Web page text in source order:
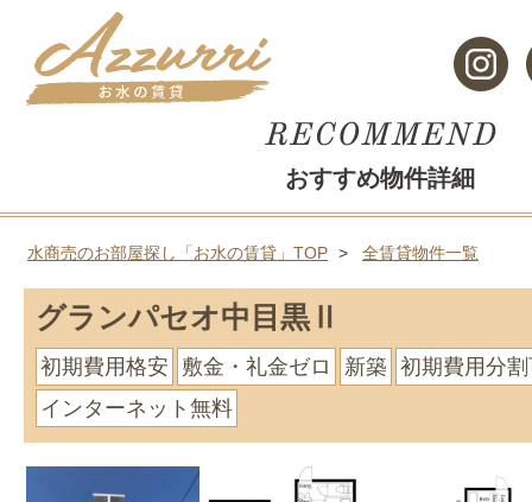
おすすめ物件詳細
水商売のお部屋探し「お水の賃貸」TOP 全賃貸物件一覧
グランパセオ中目黒Ⅱ
初期費用格安 敷金・礼金ゼロ 新築 初期費用分
インターネット無料